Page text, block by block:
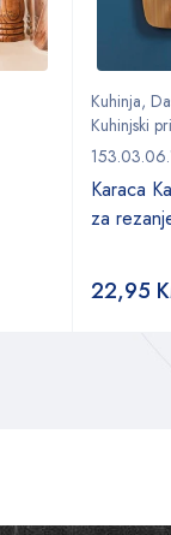
Kuhinja,
Kuhinjski
Karaca
za
22,95